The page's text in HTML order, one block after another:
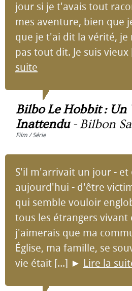
jour si je t'avais tout
mes aventure, bien que
que je t'ai dit la vérité,
pas tout dit. Je suis vieux
suite
Bilbo Le Hobbit : Un
Inattendu- Bilbon
Film / Série
S'il m'arrivait un jour -
aujourd'hui - d'être
qui semble vouloir
tous les étrangers vivant
j'aimerais que ma
Église, ma famille, se
vie était [...] ► Lire la